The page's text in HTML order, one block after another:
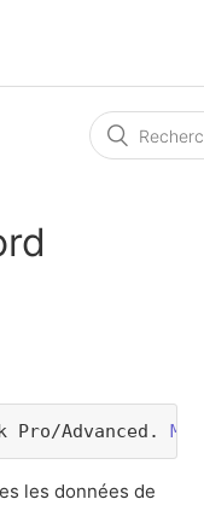
Advanced.
les données de